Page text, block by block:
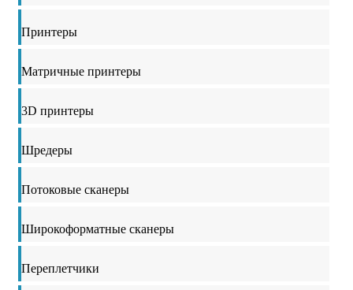
Принтеры
Матричные принтеры
3D принтеры
Шредеры
Потоковые сканеры
Широкоформатные сканеры
Переплетчики